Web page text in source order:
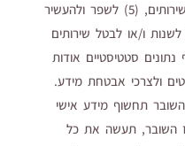
תנאי תקנון זה, (4) לספק את השירותים, (5) לשפר ולהעשיר
ו/או התכנים, (6) לשנות ו/או לבטל שירותים
איסוף נתונים סטטיסטיים אודות
פרטים ולצרכי אבטחת מידע.
תחשוף מידע אישי
השובר, תעשה את כל